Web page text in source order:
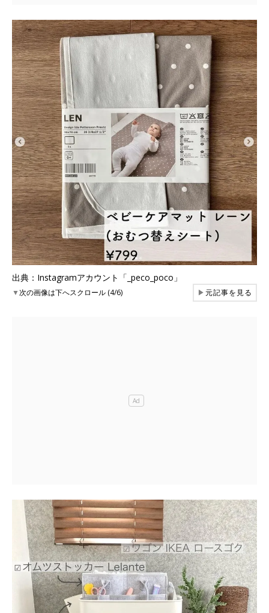
出典：Instagramアカウント「_peco_poco」
▼次の画像は下へスクロール (4/6) ▶元記事を見る